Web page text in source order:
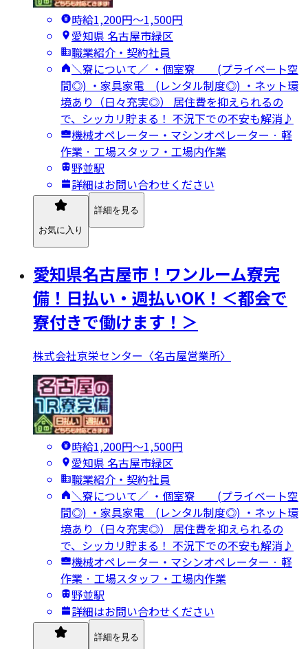
時給1,200円〜1,500円
愛知県 名古屋市緑区
職業紹介・契約社員
＼寮について／ ・個室寮 (プライベート空
間◎) ・家具家電 (レンタル制度◎) ・ネット環
境あり（日々充実◎） 居住費を抑えられるの
で、シッカリ貯まる！ 不況下での不安も解消♪
機械オペレーター・マシンオペレーター · 軽
作業 · 工場スタッフ・工場内作業
野並駅
詳細はお問い合わせください
お気に入り
詳細を見る
愛知県名古屋市！ワンルーム寮完
備！日払い・週払いOK！＜都会で
寮付きで働けます！＞
株式会社京栄センター〈名古屋営業所〉
時給1,200円〜1,500円
愛知県 名古屋市緑区
職業紹介・契約社員
＼寮について／ ・個室寮 (プライベート空
間◎) ・家具家電 (レンタル制度◎) ・ネット環
境あり（日々充実◎） 居住費を抑えられるの
で、シッカリ貯まる！ 不況下での不安も解消♪
機械オペレーター・マシンオペレーター · 軽
作業 · 工場スタッフ・工場内作業
野並駅
詳細はお問い合わせください
詳細を見る